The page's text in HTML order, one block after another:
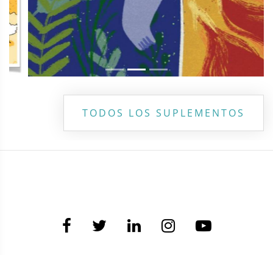
TODOS LOS SUPLEMENTOS